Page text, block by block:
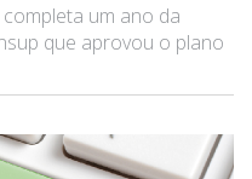
completa um ano da
que aprovou o plano